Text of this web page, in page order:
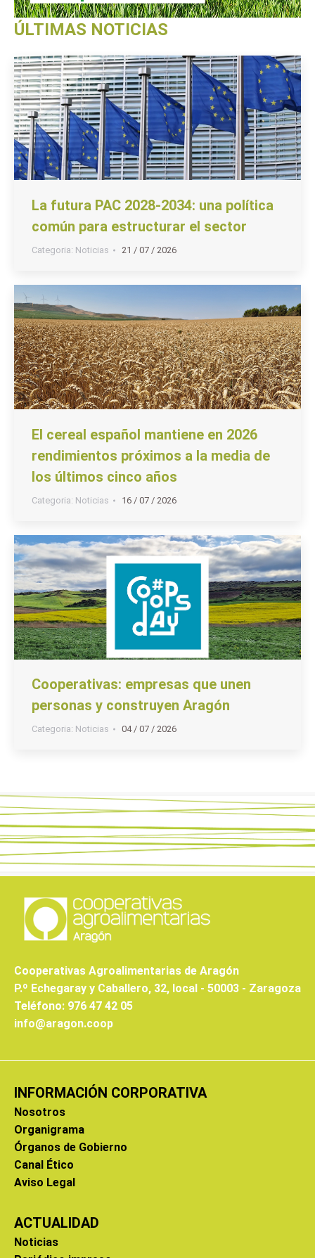
ÚLTIMAS NOTICIAS
La futura PAC 2028-2034: una política
común para estructurar el sector
Categoria: Noticias 21 / 07 / 2026
El cereal español mantiene en 2026
rendimientos próximos a la media de
los últimos cinco años
Categoria: Noticias 16 / 07 / 2026
Cooperativas: empresas que unen
personas y construyen Aragón
Categoria: Noticias 04 / 07 / 2026
Cooperativas Agroalimentarias de Aragón
P.º Echegaray y Caballero, 32, local - 50003 - Zaragoza
Teléfono: 976 47 42 05
info@aragon.coop
INFORMACIÓN CORPORATIVA
Nosotros
Organigrama
Órganos de Gobierno
Canal Ético
Aviso Legal
ACTUALIDAD
Noticias